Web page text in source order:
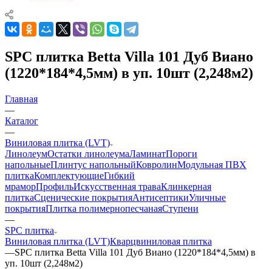
SPC плитка Betta Villa 101 Дуб Виано
(1220*184*4,5мм) в уп. 10шт (2,248м2)
Главная
—
Каталог
—
Виниловая плитка (LVT)
ЛинолеумОстатки линолеумаЛаминатПороги
напольныеПлинтус напольныйКовролинМодульная ПВХ
плиткаКомплектующиеГибкий
мраморПрофильИскусственная траваКлинкерная
плиткаСценические покрытияАнтисептикиУличные
покрытияПлитка полимернопесчанаяСтупени
—
SPC плитка
Виниловая плитка (LVT)Кварцвиниловая плитка
—SPC плитка Betta Villa 101 Дуб Виано (1220*184*4,5мм) в
уп. 10шт (2,248м2)